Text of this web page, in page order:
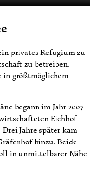
privates Refugium zu
zu betreiben.
in größtmöglichem
begann im Jahr 2007
Eichhof
Jahre später kam
hinzu. Beide
in unmittelbarer Nähe